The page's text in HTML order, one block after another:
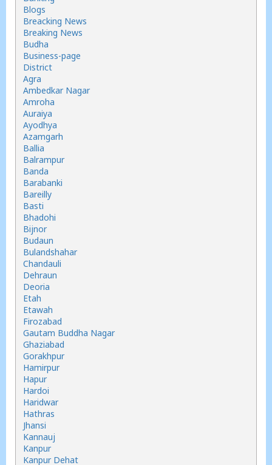
Blogs
Breacking News
Breaking News
Budha
Business-page
District
Agra
Ambedkar Nagar
Amroha
Auraiya
Ayodhya
Azamgarh
Ballia
Balrampur
Banda
Barabanki
Bareilly
Basti
Bhadohi
Bijnor
Budaun
Bulandshahar
Chandauli
Dehraun
Deoria
Etah
Etawah
Firozabad
Gautam Buddha Nagar
Ghaziabad
Gorakhpur
Hamirpur
Hapur
Hardoi
Haridwar
Hathras
Jhansi
Kannauj
Kanpur
Kanpur Dehat